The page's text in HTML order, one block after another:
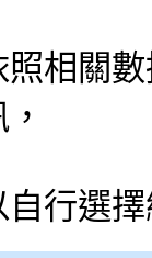
照相關
行選